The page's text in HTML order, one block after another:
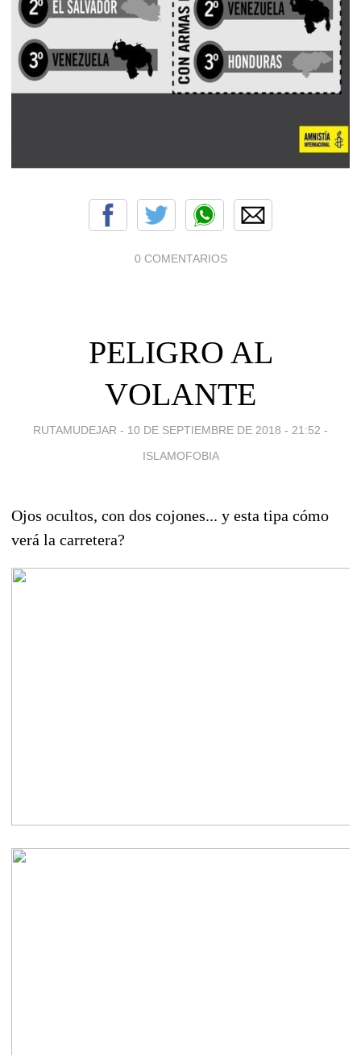
0 COMENTARIOS
PELIGRO AL
VOLANTE
RUTAMUDEJAR - 10 DE SEPTIEMBRE DE 2018 - 21:52 -
ISLAMOFOBIA
Ojos ocultos, con dos cojones... y esta tipa cómo
verá la carretera?